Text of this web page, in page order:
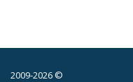
2009-2026 ©